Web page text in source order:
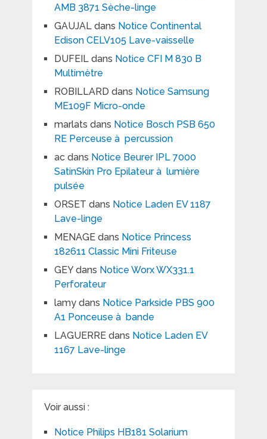
AMB 3871 Sèche-linge
GAUJALdans Notice Continental
Edison CELV105 Lave-vaisselle
DUFEILdans Notice CFI M 830 B
Multimètre
ROBILLARD dans Notice Samsung
ME109F Micro-onde
marlats dans Notice Bosch PSB 650
RE Perceuse à percussion
acdans Notice Beurer IPL 7000
SatinSkin Pro Epilateur à lumière
pulsée
ORSET dans Notice Laden EV 1187
Lave-linge
MENAGEdans Notice Princess
182611 Classic Mini Friteuse
GEYdans Notice Worx WX331.1
Perforateur
lamydans Notice Parkside PBS 900
A1 Ponceuse à bande
LAGUERREdans Notice Laden EV
1167 Lave-linge
Voir aussi :
Notice Philips HB181 Solarium